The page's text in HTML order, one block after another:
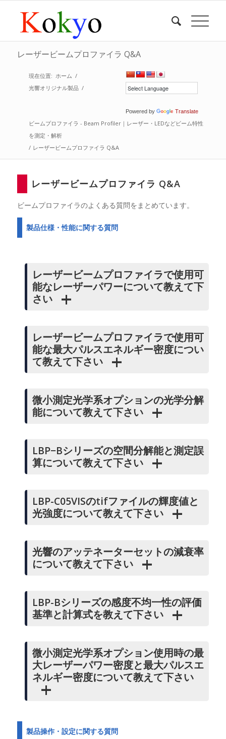
レーザービームプロファイラ Q&A
Powered by Translate
現在位置: ホーム /
光響オリジナル製品 /
ビームプロファイラ - Beam Profiler｜レーザー・LEDなどビーム特性
を測定・解析
/ レーザービームプロファイラ Q&A
レーザービームプロファイラ Q&A
ビームプロファイラのよくある質問をまとめています。
製品仕様・性能に関する質問
レーザービームプロファイラで使用可
能なレーザーパワーについて教えて下
さい
レーザービームプロファイラで使用可
能な最大パルスエネルギー密度につい
て教えて下さい
微小測定光学系オプションの光学分解
能について教えて下さい
LBP−Bシリーズの空間分解能と測定誤
算について教えて下さい
LBP-C05VISのtifファイルの輝度値と
光強度について教えて下さい
光響のアッテネーターセットの減衰率
について教えて下さい
LBP-Bシリーズの感度不均一性の評価
基準と計算式を教えて下さい
微小測定光学系オプション使用時の最
大レーザーパワー密度と最大パルスエ
ネルギー密度について教えて下さい
製品操作・設定に関する質問